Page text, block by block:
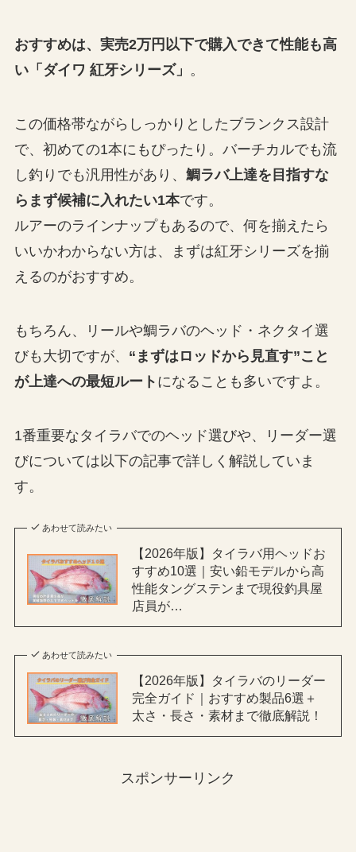
おすすめは、実売2万円以下で購入できて性能も高
い「ダイワ 紅牙シリーズ」 。
この価格帯ながらしっかりとしたブランクス設計
で、初めての1本にもぴったり。バーチカルでも流
し釣りでも汎用性があり、 鯛ラバ上達を目指すな
らまず候補に入れたい1本です。
ルアーのラインナップもあるので、何を揃えたら
いいかわからない方は、まずは紅牙シリーズを揃
えるのがおすすめ。
もちろん、リールや鯛ラバのヘッド・ネクタイ選
びも大切ですが、 “まずはロッドから見直す”こと
が上達への最短ルート になることも多いですよ。
1番重要なタイラバでのヘッド選びや、リーダー選
びについては以下の記事で詳しく解説していま
す。
あわせて読みたい
【2026年版】タイラバ用ヘッドお
すすめ10選｜安い鉛モデルから高
性能タングステンまで現役釣具屋
店員が…
あわせて読みたい
【2026年版】タイラバのリーダー
完全ガイド｜おすすめ製品6選＋
太さ・長さ・素材まで徹底解説！
スポンサーリンク